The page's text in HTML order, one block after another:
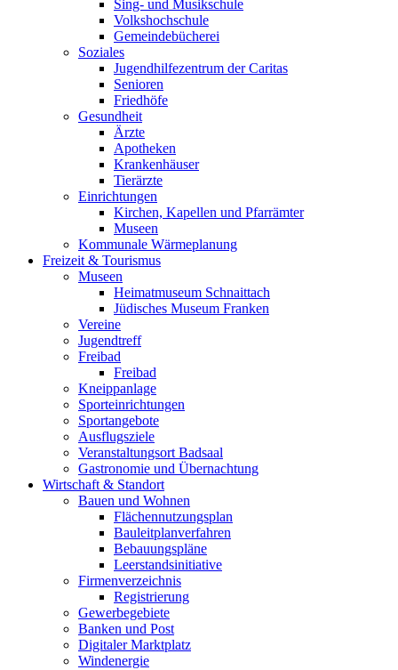
Sing- und Musikschule
Volkshochschule
Gemeindebücherei
Soziales
Jugendhilfezentrum der Caritas
Senioren
Friedhöfe
Gesundheit
Ärzte
Apotheken
Krankenhäuser
Tierärzte
Einrichtungen
Kirchen, Kapellen und Pfarrämter
Museen
Kommunale Wärmeplanung
Freizeit & Tourismus
Museen
Heimatmuseum Schnaittach
Jüdisches Museum Franken
Vereine
Jugendtreff
Freibad
Freibad
Kneippanlage
Sporteinrichtungen
Sportangebote
Ausflugsziele
Veranstaltungsort Badsaal
Gastronomie und Übernachtung
Wirtschaft & Standort
Bauen und Wohnen
Flächennutzungsplan
Bauleitplanverfahren
Bebauungspläne
Leerstandsinitiative
Firmenverzeichnis
Registrierung
Gewerbegebiete
Banken und Post
Digitaler Marktplatz
Windenergie